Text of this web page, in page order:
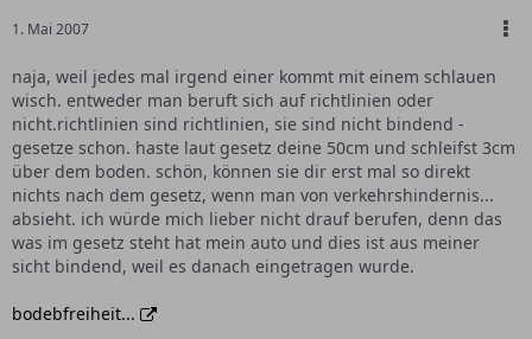
1. Mai 2007
naja, weil jedes mal irgend einer kommt mit einem schlauen
wisch. entweder man beruft sich auf richtlinien oder
nicht.richtlinien sind richtlinien, sie sind nicht bindend -
gesetze schon. haste laut gesetz deine 50cm und schleifst 3cm
über dem boden. schön, können sie dir erst mal so direkt
nichts nach dem gesetz, wenn man von verkehrshindernis...
absieht. ich würde mich lieber nicht drauf berufen, denn das
was im gesetz steht hat mein auto und dies ist aus meiner
sicht bindend, weil es danach eingetragen wurde.
bodebfreiheit...